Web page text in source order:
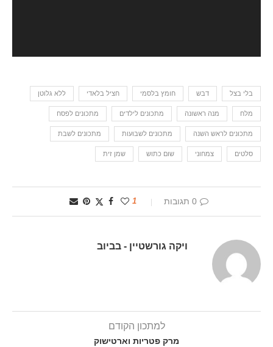
בלי בצל דבש חומץ בלסמי חציל בלאדי ללא גלוטן
מלח מנה ראשונה מתכונים לילדים מתכונים לפסח
מתכונים לראש השנה מתכונים לשבועות מתכונים לשבת
סלטים צמחוני שום כתוש שמן זית
0 תגובות 1
ויקה גורשטיין - בביוב
למתכון הקודם
מרק פטריות וארטישוק